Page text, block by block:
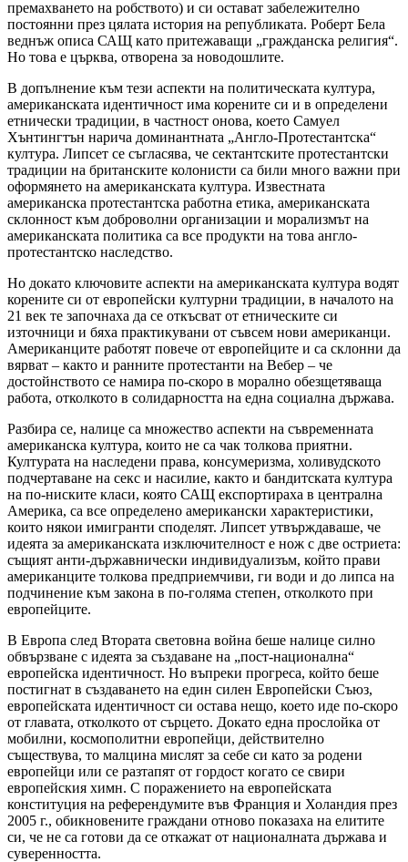
премахването на робството) и си остават забележително
постоянни през цялата история на републиката. Роберт Бела
веднъж описа САЩ като притежаващи „гражданска религия“.
Но това е църква, отворена за новодошлите.
В допълнение към тези аспекти на политическата култура,
американската идентичност има корените си и в определени
етнически традиции, в частност онова, което Самуел
Хънтингтън нарича доминантната „Англо-Протестантска“
култура. Липсет се съгласява, че сектантските протестантски
традиции на британските колонисти са били много важни при
оформянето на американската култура. Известната
американска протестантска работна етика, американската
склонност към доброволни организации и морализмът на
американската политика са все продукти на това англо-
протестантско наследство.
Но докато ключовите аспекти на американската култура водят
корените си от европейски културни традиции, в началото на
21 век те започнаха да се откъсват от етническите си
източници и бяха практикувани от съвсем нови американци.
Американците работят повече от европейците и са склонни да
вярват – както и ранните протестанти на Вебер – че
достойнството се намира по-скоро в морално обезщетяваща
работа, отколкото в солидарността на една социална държава.
Разбира се, налице са множество аспекти на съвременната
американска култура, които не са чак толкова приятни.
Културата на наследени права, консумеризма, холивудското
подчертаване на секс и насилие, както и бандитската култура
на по-ниските класи, която САЩ експортираха в централна
Америка, са все определено американски характеристики,
които някои имигранти споделят. Липсет утвърждаваше, че
идеята за американската изключителност е нож с две остриета:
същият анти-държавнически индивидуализъм, който прави
американците толкова предприемчиви, ги води и до липса на
подчинение към закона в по-голяма степен, отколкото при
европейците.
В Европа след Втората световна война беше налице силно
обвързване с идеята за създаване на „пост-национална“
европейска идентичност. Но въпреки прогреса, който беше
постигнат в създаването на един силен Европейски Съюз,
европейската идентичност си остава нещо, което иде по-скоро
от главата, отколкото от сърцето. Докато една прослойка от
мобилни, космополитни европейци, действително
съществува, то малцина мислят за себе си като за родени
европейци или се разтапят от гордост когато се свири
европейския химн. С поражението на европейската
конституция на референдумите във Франция и Холандия през
2005 г., обикновените граждани отново показаха на елитите
си, че не са готови да се откажат от националната държава и
суверенността.